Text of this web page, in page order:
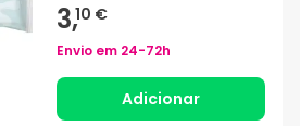
3,10 €
Envio em 24-72h
Adicionar